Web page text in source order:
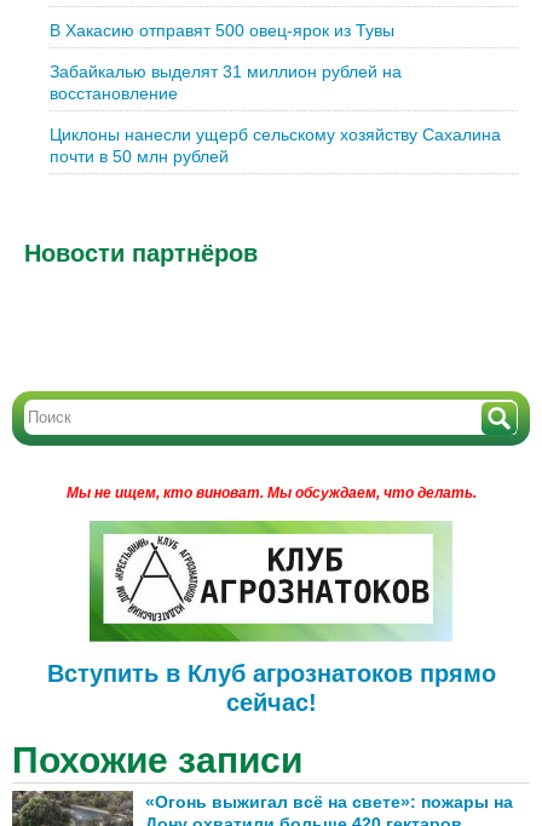
В Хакасию отправят 500 овец-ярок из Тувы
Забайкалью выделят 31 миллион рублей на
восстановление
Циклоны нанесли ущерб сельскому хозяйству Сахалина
почти в 50 млн рублей
Новости партнёров
Мы не ищем, кто виноват. Мы обсуждаем, что делать.
Вступить в Клуб агрознатоков прямо
сейчас!
Похожие записи
«Огонь выжигал всё на свете»: пожары на